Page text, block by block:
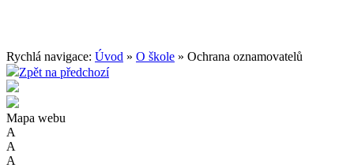
Rychlá navigace: Úvod » O škole » Ochrana oznamovatelů
Zpět na předchozí
Mapa webu
A
A
A